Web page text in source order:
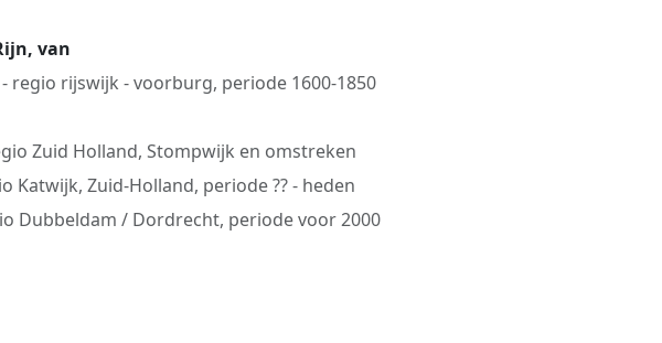
van
- regio rijswijk - voorburg, periode 1600-1850
Zuid Holland, Stompwijk en omstreken
Katwijk, Zuid-Holland, periode ?? - heden
Dubbeldam / Dordrecht, periode voor 2000